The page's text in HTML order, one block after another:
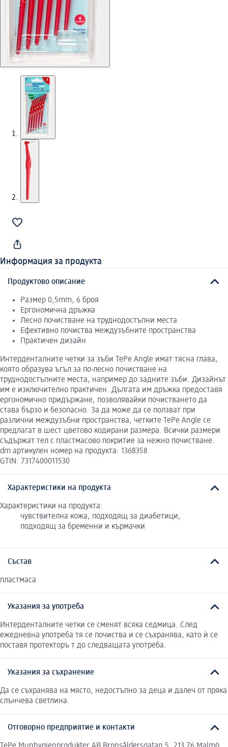
Информация за продукта
Продуктово описание
Размер 0,5mm, 6 броя
Ергономична дръжка
Лесно почистване на труднодостъпни места
Ефективно почиства междузъбните пространства
Практичен дизайн
Интерденталните четки за зъби TePe Angle имат тясна глава,
която образува ъгъл за по-лесно почистване на
труднодостъпните места, например до задните зъби. Дизайнът
им е изключително практичен. Дългата им дръжка предоставя
ергономично придържане, позволявайки почистването да
става бързо и безопасно. За да може да се ползват при
различни междузъбни пространства, четките TePe Angle се
предлагат в шест цветово кодирани размера. Всички размери
съдържат тел с пластмасово покритие за нежно почистване.
dm артикулен номер на продукта: 1368358
GTIN: 7317400011530
Характеристики на продукта
Характеристики на продукта:
чувствителна кожа, подходящ за диабетици,
подходящ за бременни и кърмачки
Състав
пластмаса
Указания за употреба
Интерденталните четки се сменят всяка седмица. След
ежедневна употреба тя се почиства и се съхранява, като ѝ се
поставя протекторъ т до следващата употреба.
Указания за съхранение
Да се съхранява на място, недостъпно за деца и далеч от пряка
слънчева светлина.
Отговорно предприятие и контакти